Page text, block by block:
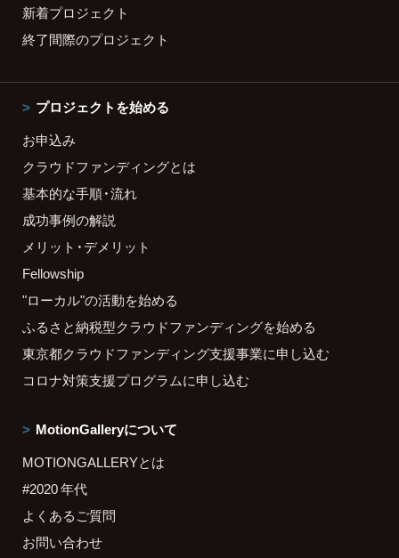
新着プロジェクト
終了間際のプロジェクト
プロジェクトを始める
お申込み
クラウドファンディングとは
基本的な手順・流れ
成功事例の解説
メリット・デメリット
Fellowship
"ローカル"の活動を始める
ふるさと納税型クラウドファンディングを始める
東京都クラウドファンディング支援事業に申し込む
コロナ対策支援プログラムに申し込む
MotionGalleryについて
MOTIONGALLERYとは
#2020 年代
よくあるご質問
お問い合わせ